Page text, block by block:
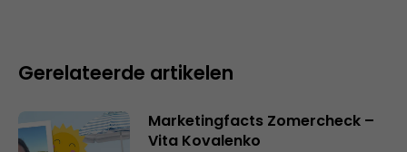
Gerelateerde artikelen
Marketingfacts Zomercheck –
Vita Kovalenko